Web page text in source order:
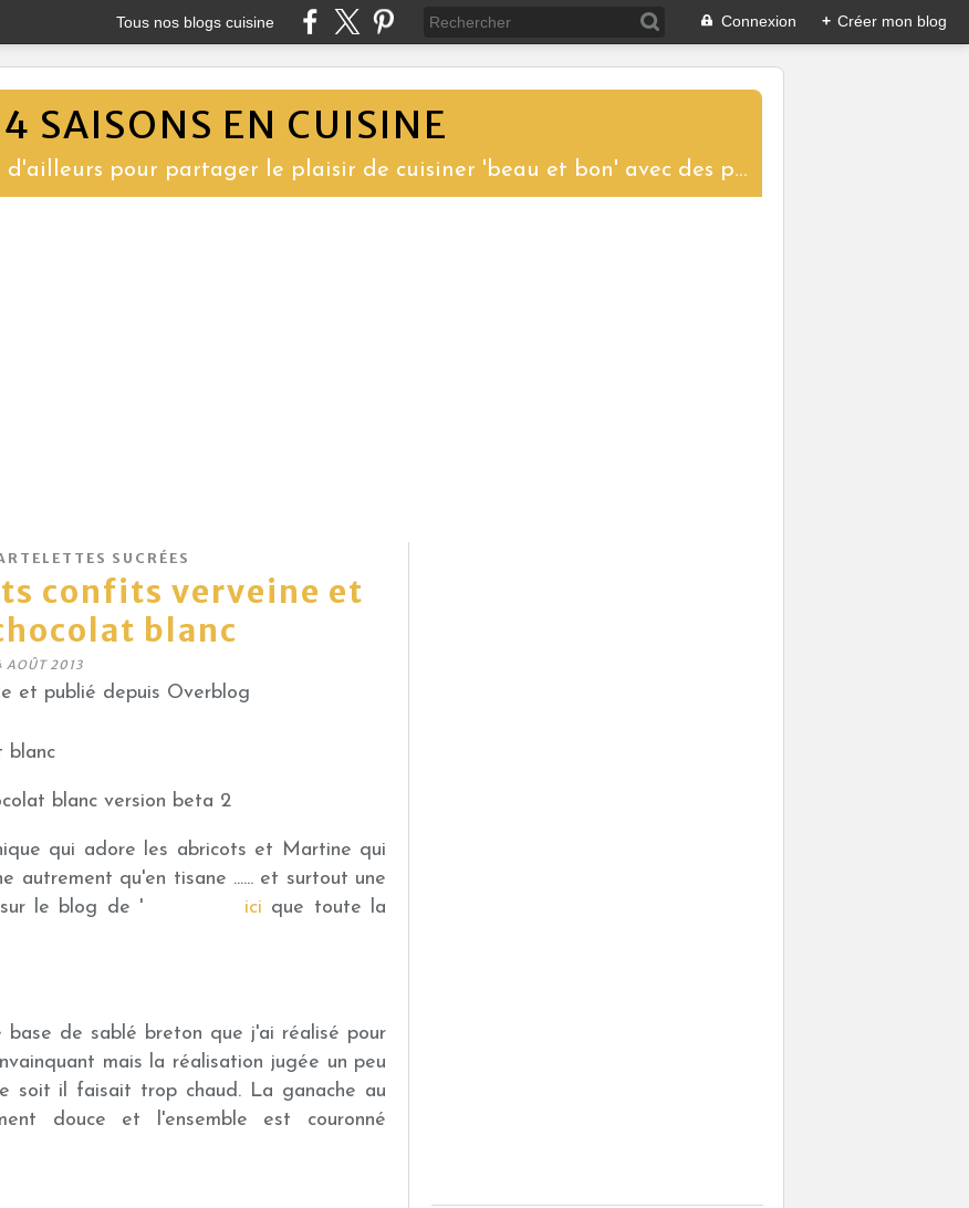
Tous nos blogs cuisine Connexion + Créer mon blog
4 SAISONS EN CUISINE
....un blog aux saveurs d'ici et d'ailleurs pour partager le plaisir de cuisiner 'beau et bon' avec des produits de saison. Toutes les recettes proposées sont réalisées et photographiées pour vous donner l'envie de les tester à votre tour et ainsi garder vivantes les traditions culinaires.
SUCRÉES
confits verveine et
blanc
AOÛT 2013
et publié depuis Overblog
qui adore les abricots et Martine qui
autrement qu'en tisane ...... et surtout une
le blog de '
ici que toute la
de sablé breton que j'ai réalisé pour
mais la réalisation jugée un peu
soit il faisait trop chaud. La ganache au
douce et l'ensemble est couronné